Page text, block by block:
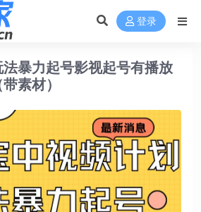
登录
暴力起号影视起号有播放
素材）